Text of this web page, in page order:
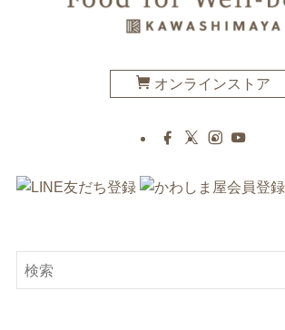
オンラインストア